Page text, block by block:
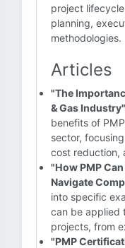
project
planning,
methodologies.
Articles
"The
& Gas
benefits of
sector,
cost reduction,
"How PMP
Navigate
into specific
can be applied
projects, from
"PMP